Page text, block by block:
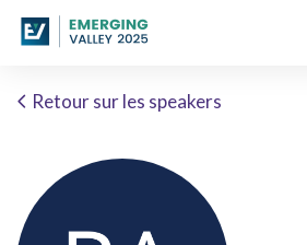
Retour sur les speakers